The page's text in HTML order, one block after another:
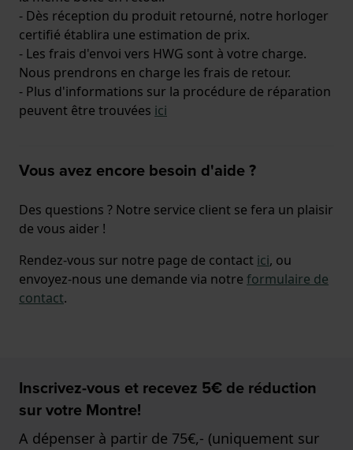
- Dès réception du produit retourné, notre horloger
certifié établira une estimation de prix.
- Les frais d'envoi vers HWG sont à votre charge.
Nous prendrons en charge les frais de retour.
- Plus d'informations sur la procédure de réparation
peuvent être trouvées ici
Vous avez encore besoin d'aide ?
Des questions ? Notre service client se fera un plaisir
de vous aider !
Rendez-vous sur notre page de contact ici, ou
envoyez-nous une demande via notre formulaire de
contact.
Inscrivez-vous et recevez 5€ de réduction
sur votre Montre!
A dépenser à partir de 75€,- (uniquement sur